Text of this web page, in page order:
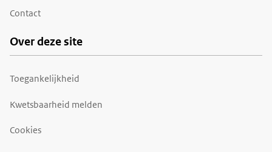
Contact
Over deze site
Toegankelijkheid
Kwetsbaarheid melden
Cookies